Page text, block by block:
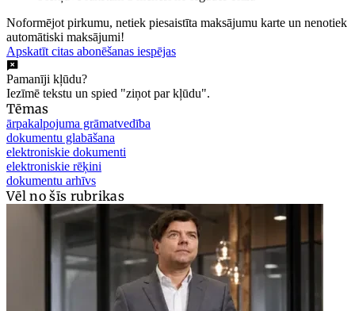
Noformējot pirkumu, netiek piesaistīta maksājumu karte un nenotiek
automātiski maksājumi!
Apskatīt citas abonēšanas iespējas
Pamanīji kļūdu?
Iezīmē tekstu un spied "ziņot par kļūdu".
Tēmas
ārpakalpojuma grāmatvedība
dokumentu glabāšana
elektroniskie dokumenti
elektroniskie rēķini
dokumentu arhīvs
Vēl no šīs rubrikas